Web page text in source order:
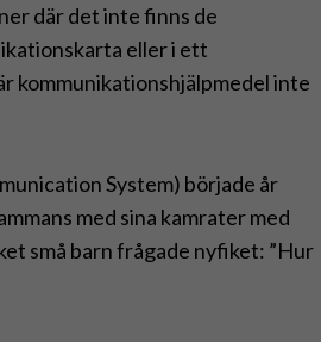
där det inte finns de
eller i ett
kommunikationshjälpmedel inte
System) började år
med sina kamrater med
små barn frågade nyfiket: ”Hur